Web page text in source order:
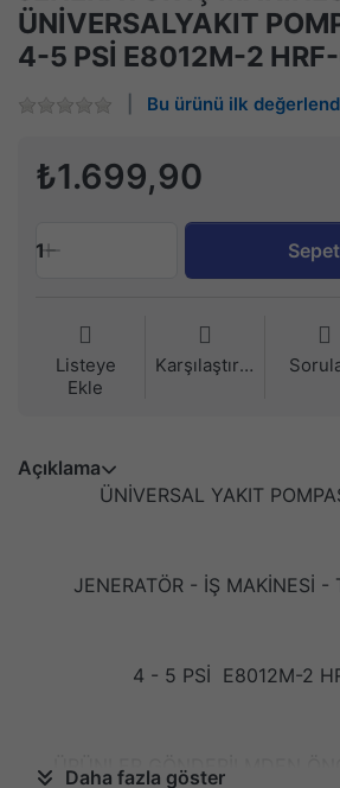
ÜNİVERSALYAKIT
4-5 PSİ E8012M-2
Bu ürünü ilk
₺1.699,90
1
Listeye
Ekle
Karşılaştırma
Açıklama
ÜNİVERSAL YAKIT
JENERATÖR - İŞ MAKİNESİ -
4 - 5 PSİ E8012M-2
ÜRÜNLER GÖNDERİLMDEN
Daha fazla göster